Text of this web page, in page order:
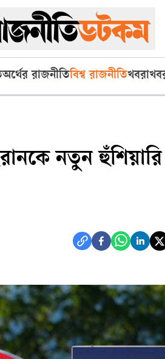
অর্থের রাজনীতিবিশ্ব রাজনীতি
নতুন হুঁশিয়ারি